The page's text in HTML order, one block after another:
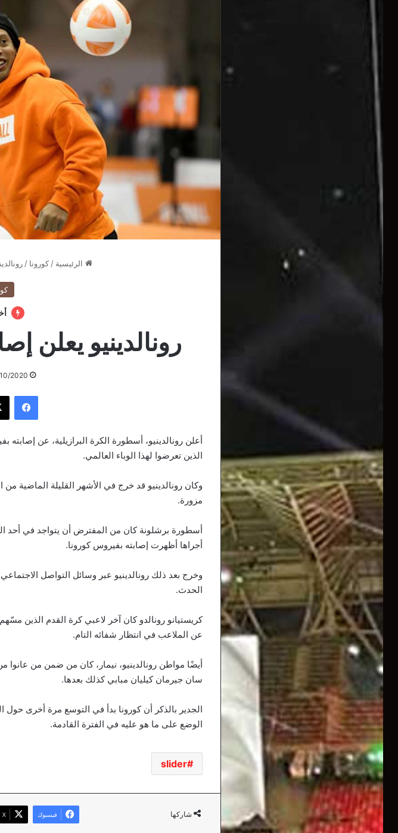
الرئيسية / كورونا /
رونالدينيو يعلن
2020
أعلن رونالدينيو، أسطورة الكرة البرازيلية، عن
الذين تعرضوا لهذا الوباء العالمي.
وكان رونالدينيو قد خرج في الأشهر القليلة الماضية من
مزورة.
أسطورة برشلونة كان من المفترض أن يتواجد في أحد
أجراها أظهرت إصابته بفيروس كورونا.
وخرج بعد ذلك رونالدينيو عبر وسائل التواصل
الحدث.
كريستيانو رونالدو كان آخر لاعبي كرة القدم الذين
عن الملاعب في انتظار شفائه التام.
أيضًا مواطن رونالدينيو، نيمار، كان من ضمن من
سان جيرمان كيليان مبابي كذلك بعدها.
الجدير بالذكر أن كورونا بدأ في التوسع مرة أخرى حول
الوضع على ما هو عليه في الفترة القادمة.
slider
شاركها فيسبوك ‫X